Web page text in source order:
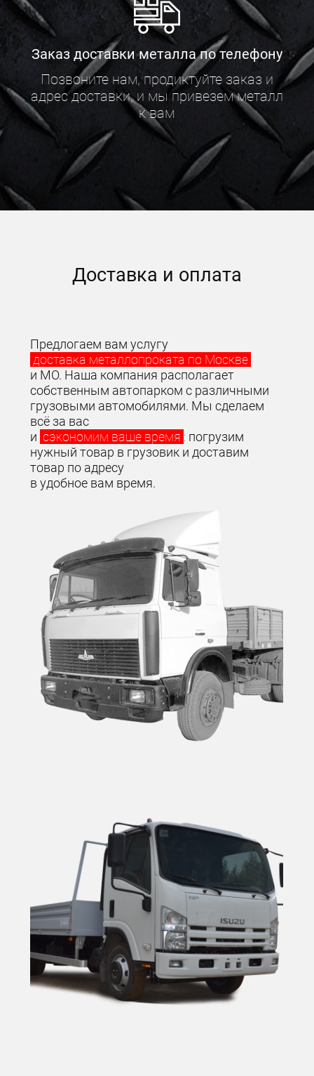
Заказ доставки металла по телефону
Позвоните нам, продиктуйте заказ и
адрес доставки, и мы привезем металл
к вам
Доставка и оплата
Предлогаем вам услугу
доставка металлопроката по Москве
и МО. Наша компания располагает
собственным автопарком с различными
грузовыми автомобилями. Мы сделаем
всё за вас
и сэкономим ваше время : погрузим
нужный товар в грузовик и доставим
товар по адресу
в удобное вам время.